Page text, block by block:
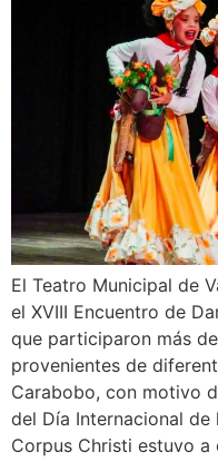
El Teatro Municipal de
el XVIII Encuentro de
que participaron más
provenientes de
Carabobo, con motivo
del Día Internacional de
Corpus Christi estuvo